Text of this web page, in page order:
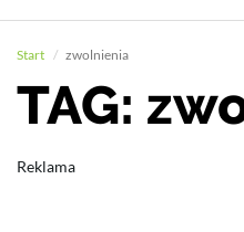
Start zwolnienia
TAG:
Reklama